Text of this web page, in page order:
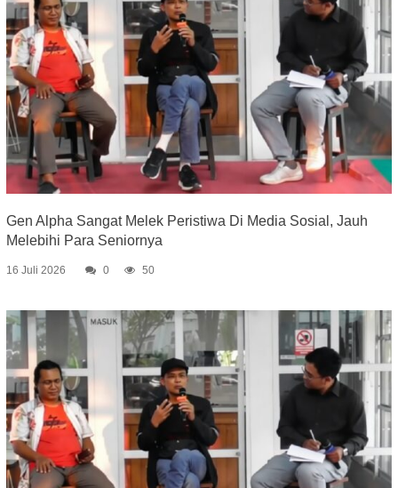
Gen Alpha Sangat Melek Peristiwa Di Media Sosial, Jauh
Melebihi Para Seniornya
16 Juli 2026 0 50